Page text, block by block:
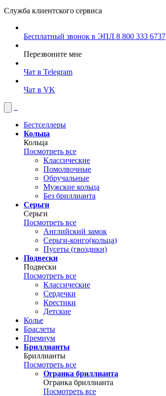
Служба клиентского сервиса
Бесплатный звонок в ЭПЛ 8 800 333 6737
Перезвоните мне
Чат в Telegram
Чат в VK
Бестселлеры
Кольца
Кольца
Посмотреть все
Классические
Помолвочные
Обручальные
Мужские кольца
Без бриллианта
Серьги
Серьги
Посмотреть все
Английский замок
Серьги-конго(кольца)
Пусеты (гвоздики)
Подвески
Подвески
Посмотреть все
Классические
Сердечки
Крестики
Детские
Колье
Браслеты
Премиум
Бриллианты
Бриллианты
Посмотреть все
Огранка бриллианта
Огранка бриллианта
Посмотреть все